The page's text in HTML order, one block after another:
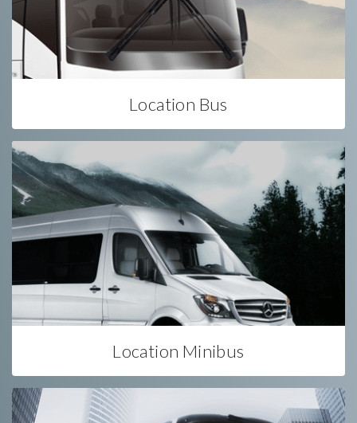
Location Bus
Location Minibus